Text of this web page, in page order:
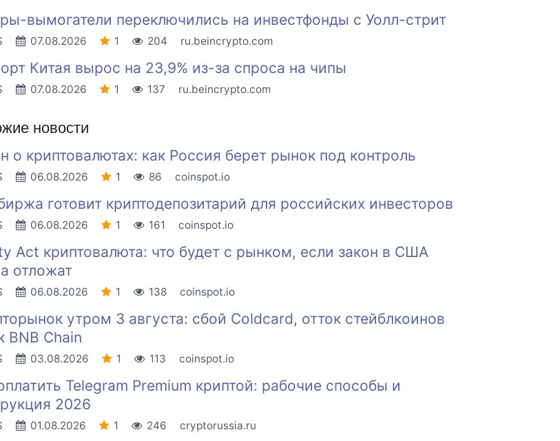
вымогатели переключились на инвестфонды с Уолл-стрит
07.08.2026 1 204 ru.beincrypto.com
Китая вырос на 23,9% из-за спроса на чипы
07.08.2026 1 137 ru.beincrypto.com
новости
о криптовалютах: как Россия берет рынок под контроль
06.08.2026 1 86 coinspot.io
готовит криптодепозитарий для российских инвесторов
06.08.2026 1 161 coinspot.io
Act криптовалюта: что будет с рынком, если закон в США
отложат
06.08.2026 1 138 coinspot.io
утром 3 августа: сбой Coldcard, отток стейблкоинов
BNB Chain
03.08.2026 1 113 coinspot.io
Telegram Premium криптой: рабочие способы и
2026
01.08.2026 1 246 cryptorussia.ru